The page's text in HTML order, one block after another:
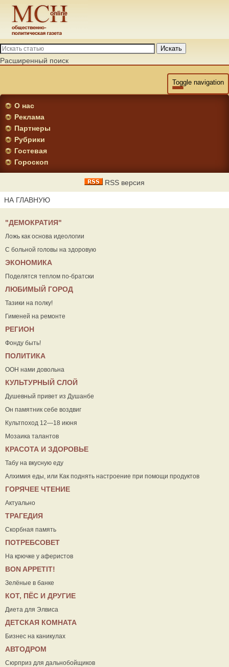
Искать
Расширенный поиск
Toggle navigation
О нас
Реклама
Партнеры
Рубрики
Гостевая
Гороскоп
RSS версия
НА ГЛАВНУЮ
"ДЕМОКРАТИЯ"
Ложь как основа идеологии
С больной головы на здоровую
ЭКОНОМИКА
Поделятся теплом по-братски
ЛЮБИМЫЙ ГОРОД
Тазики на полку!
Гименей на ремонте
РЕГИОН
Фонду быть!
ПОЛИТИКА
ООН нами довольна
КУЛЬТУРНЫЙ СЛОЙ
Душевный привет из Душанбе
Он памятник себе воздвиг
Культпоход 12—18 июня
Мозаика талантов
КРАСОТА И ЗДОРОВЬЕ
Табу на вкусную еду
Алхимия еды, или Как поднять настроение при помощи продуктов
ГОРЯЧЕЕ ЧТЕНИЕ
Актуально
ТРАГЕДИЯ
Скорбная память
ПОТРЕБСОВЕТ
На крючке у аферистов
ВON APPETIT!
Зелёные в банке
КОТ, ПЁС И ДРУГИЕ
Диета для Элвиса
ДЕТСКАЯ КОМНАТА
Бизнес на каникулах
АВТОДРОМ
Сюрприз для дальнобойщиков